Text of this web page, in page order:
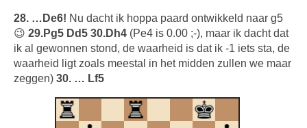
28. …De6! Nu dacht ik hoppa paard ontwikkeld naar g5
😉 29.Pg5 Dd5 30.Dh4 (Pe4 is 0.00 ;-), maar ik dacht dat
ik al gewonnen stond, de waarheid is dat ik -1 iets sta, de
waarheid ligt zoals meestal in het midden zullen we maar
zeggen) 30. … Lf5